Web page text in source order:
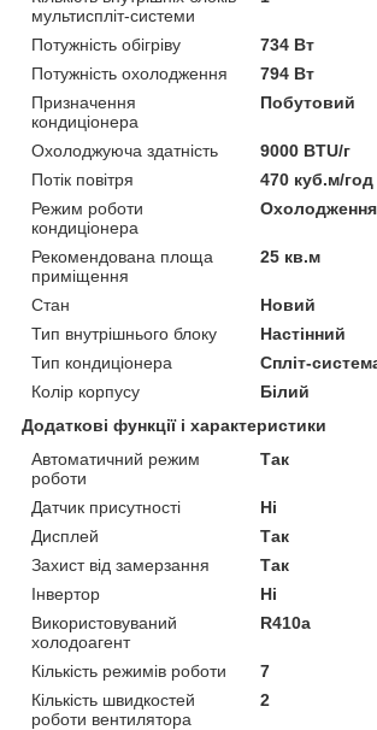
мультиспліт-системи
Потужність обігріву
734 Вт
Потужність охолодження
794 Вт
Призначення
кондиціонера
Побутовий
Охолоджуюча здатність
9000 BTU/г
Потік повітря
470 куб.м/год
Режим роботи
кондиціонера
Охолодження/
Рекомендована площа
приміщення
25 кв.м
Стан
Новий
Тип внутрішнього блоку
Настінний
Тип кондиціонера
Спліт-
Колір корпусу
Білий
Додаткові функції і характеристики
Автоматичний режим
роботи
Так
Датчик присутності
Ні
Дисплей
Так
Захист від замерзання
Так
Інвертор
Ні
Використовуваний
холодоагент
R410a
Кількість режимів роботи
7
Кількість швидкостей
роботи вентилятора
2